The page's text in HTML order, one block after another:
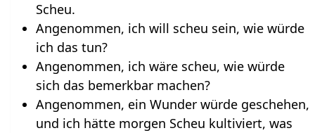
Scheu.
Angenommen, ich will scheu sein, wie würde
ich das tun?
Angenommen, ich wäre scheu, wie würde
sich das bemerkbar machen?
Angenommen, ein Wunder würde geschehen,
und ich hätte morgen Scheu kultiviert, was